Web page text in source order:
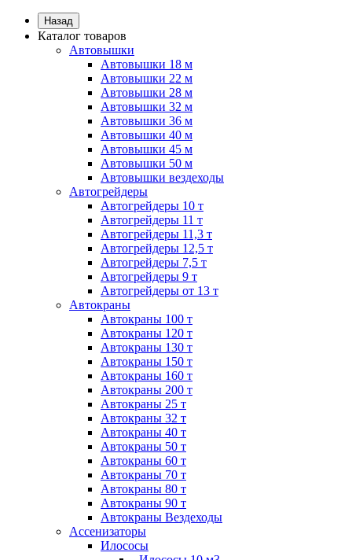
Назад
Каталог товаров
Автовышки
Автовышки 18 м
Автовышки 22 м
Автовышки 28 м
Автовышки 32 м
Автовышки 36 м
Автовышки 40 м
Автовышки 45 м
Автовышки 50 м
Автовышки вездеходы
Автогрейдеры
Автогрейдеры 10 т
Автогрейдеры 11 т
Автогрейдеры 11,3 т
Автогрейдеры 12,5 т
Автогрейдеры 7,5 т
Автогрейдеры 9 т
Автогрейдеры от 13 т
Автокраны
Автокраны 100 т
Автокраны 120 т
Автокраны 130 т
Автокраны 150 т
Автокраны 160 т
Автокраны 200 т
Автокраны 25 т
Автокраны 32 т
Автокраны 40 т
Автокраны 50 т
Автокраны 60 т
Автокраны 70 т
Автокраны 80 т
Автокраны 90 т
Автокраны Вездеходы
Ассенизаторы
Илососы